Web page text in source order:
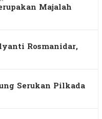
Majalah
Rosmanidar,
Serukan Pilkada